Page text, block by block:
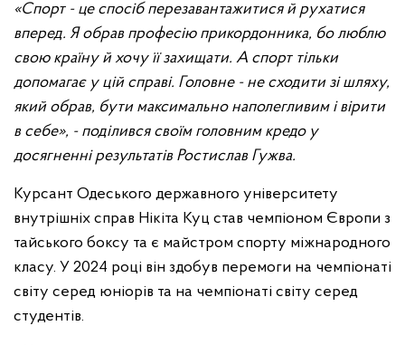
«Спорт - це спосіб перезавантажитися й рухатися
вперед. Я обрав професію прикордонника, бо люблю
свою країну й хочу її захищати. А спорт тільки
допомагає у цій справі. Головне - не сходити зі шляху,
який обрав, бути максимально наполегливим і вірити
в себе», - поділився своїм головним кредо у
досягненні результатів Ростислав Гужва.
Курсант Одеського державного університету
внутрішніх справ Нікіта Куц став чемпіоном Європи з
тайського боксу та є майстром спорту міжнародного
класу. У 2024 році він здобув перемоги на чемпіонаті
світу серед юніорів та на чемпіонаті світу серед
студентів.